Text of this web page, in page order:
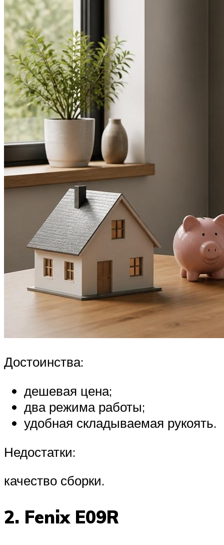
Достоинства:
дешевая цена;
два режима работы;
удобная складываемая рукоять.
Недостатки:
качество сборки.
2. Fenix E09R